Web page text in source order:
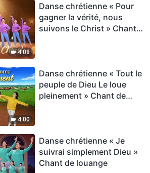
4:08
Danse chrétienne « Pour
gagner la vérité, nous
suivons le Christ » Chant
4:00
Danse chrétienne « Tout le
peuple de Dieu Le loue
pleinement » Chant de
Danse chrétienne « Je
suivrai simplement Dieu »
Chant de louange